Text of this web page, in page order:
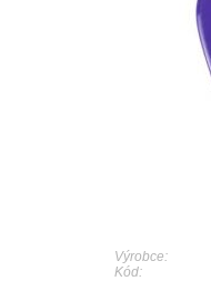
Výrobce:
Kód: